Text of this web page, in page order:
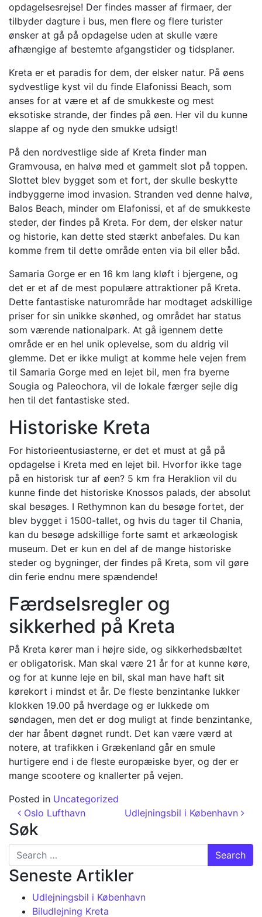
opdagelsesrejse! Der findes masser af firmaer, der
tilbyder dagture i bus, men flere og flere turister
ønsker at gå på opdagelse uden at skulle være
afhængige af bestemte afgangstider og tidsplaner.
Kreta er et paradis for dem, der elsker natur. På øens
sydvestlige kyst vil du finde Elafonissi Beach, som
anses for at være et af de smukkeste og mest
eksotiske strande, der findes på øen. Her vil du kunne
slappe af og nyde den smukke udsigt!
På den nordvestlige side af Kreta finder man
Gramvousa, en halvø med et gammelt slot på toppen.
Slottet blev bygget som et fort, der skulle beskytte
indbyggerne imod invasion. Stranden ved denne halvø,
Balos Beach, minder om Elafonissi, et af de smukkeste
steder, der findes på Kreta. For dem, der elsker natur
og historie, kan dette sted stærkt anbefales. Du kan
komme frem til dette område enten via bil eller båd.
Samaria Gorge er en 16 km lang kløft i bjergene, og
det er et af de mest populære attraktioner på Kreta.
Dette fantastiske naturområde har modtaget adskillige
priser for sin unikke skønhed, og området har status
som værende nationalpark. At gå igennem dette
område er en hel unik oplevelse, som du aldrig vil
glemme. Det er ikke muligt at komme hele vejen frem
til Samaria Gorge med en lejet bil, men fra byerne
Sougia og Paleochora, vil de lokale færger sejle dig
hen til det fantastiske sted.
Historiske Kreta
For historieentusiasterne, er det et must at gå på
opdagelse i Kreta med en lejet bil. Hvorfor ikke tage
på en historisk tur af øen? 5 km fra Heraklion vil du
kunne finde det historiske Knossos palads, der absolut
skal besøges. I Rethymnon kan du besøge fortet, der
blev bygget i 1500-tallet, og hvis du tager til Chania,
kan du besøge adskillige forte samt et arkæologisk
museum. Det er kun en del af de mange historiske
steder og bygninger, der findes på Kreta, som vil gøre
din ferie endnu mere spændende!
Færdselsregler og
sikkerhed på Kreta
På Kreta kører man i højre side, og sikkerhedsbæltet
er obligatorisk. Man skal være 21 år for at kunne køre,
og for at kunne leje en bil, skal man have haft sit
kørekort i mindst et år. De fleste benzintanke lukker
klokken 19.00 på hverdage og er lukkede om
søndagen, men det er dog muligt at finde benzintanke,
der har åbent døgnet rundt. Det kan være værd at
notere, at trafikken i Grækenland går en smule
hurtigere end i de fleste europæiske byer, og der er
mange scootere og knallerter på vejen.
Posted in Uncategorized
Post navigation
Oslo Lufthavn Udlejningsbil i København
Søk
Search for:
Seneste Artikler
Udlejningsbil i København
Biludlejning Kreta